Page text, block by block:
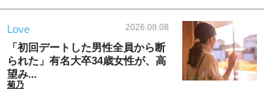
Love 2026.08.08
「初回デートした男性全員から断
られた」有名大卒34歳女性が、高
望み...
菊乃